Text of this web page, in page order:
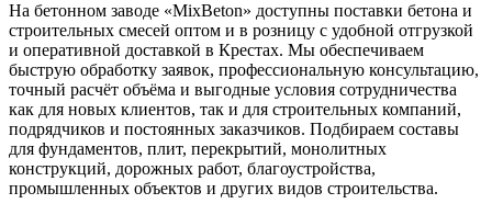
На бетонном заводе «MixBeton» доступны поставки бетона и
строительных смесей оптом и в розницу с удобной отгрузкой
и оперативной доставкой в Крестах. Мы обеспечиваем
быструю обработку заявок, профессиональную консультацию,
точный расчёт объёма и выгодные условия сотрудничества
как для новых клиентов, так и для строительных компаний,
подрядчиков и постоянных заказчиков. Подбираем составы
для фундаментов, плит, перекрытий, монолитных
конструкций, дорожных работ, благоустройства,
промышленных объектов и других видов строительства.